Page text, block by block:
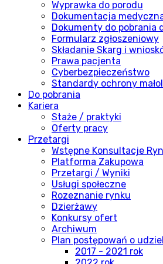
Wyprawka do porodu
Dokumentacja
Dokumenty do pobrania
Formularz zgłoszeniowy
Składanie Skarg i
Prawa pacjenta
Cyberbezpieczeństwo
Standardy ochrony
Do pobrania
Kariera
Staże / praktyki
Oferty pracy
Przetargi
Wstępne Konsultacje
Platforma Zakupowa
Przetargi / Wyniki
Usługi społeczne
Rozeznanie rynku
Dzierżawy
Konkursy ofert
Archiwum
Plan postępowań o
2017 - 2021 rok